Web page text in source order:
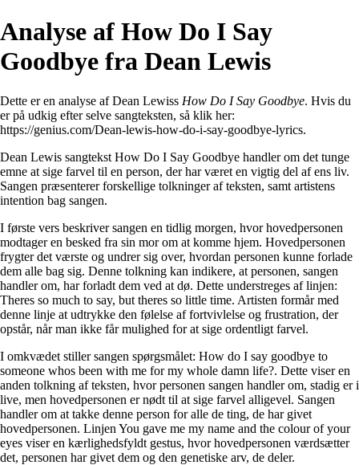
Analyse af How Do I Say
Goodbye fra Dean Lewis
Dette er en analyse af Dean Lewiss How Do I Say Goodbye. Hvis du
er på udkig efter selve sangteksten, så klik her:
https://genius.com/Dean-lewis-how-do-i-say-goodbye-lyrics.
Dean Lewis sangtekst How Do I Say Goodbye handler om det tunge
emne at sige farvel til en person, der har været en vigtig del af ens liv.
Sangen præsenterer forskellige tolkninger af teksten, samt artistens
intention bag sangen.
I første vers beskriver sangen en tidlig morgen, hvor hovedpersonen
modtager en besked fra sin mor om at komme hjem. Hovedpersonen
frygter det værste og undrer sig over, hvordan personen kunne forlade
dem alle bag sig. Denne tolkning kan indikere, at personen, sangen
handler om, har forladt dem ved at dø. Dette understreges af linjen:
Theres so much to say, but theres so little time. Artisten formår med
denne linje at udtrykke den følelse af fortvivlelse og frustration, der
opstår, når man ikke får mulighed for at sige ordentligt farvel.
I omkvædet stiller sangen spørgsmålet: How do I say goodbye to
someone whos been with me for my whole damn life?. Dette viser en
anden tolkning af teksten, hvor personen sangen handler om, stadig er i
live, men hovedpersonen er nødt til at sige farvel alligevel. Sangen
handler om at takke denne person for alle de ting, de har givet
hovedpersonen. Linjen You gave me my name and the colour of your
eyes viser en kærlighedsfyldt gestus, hvor hovedpersonen værdsætter
det, personen har givet dem og den genetiske arv, de deler.